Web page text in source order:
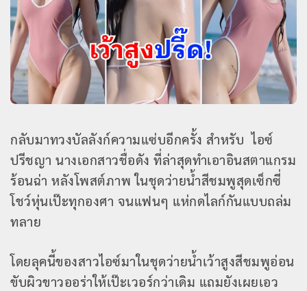
กลับมาทวงบัลลังก์ความแซ่บอีกครั้ง สำหรับ ไอซ์
ปรีชญา นางเอกสาวชื่อดัง ที่ล่าสุดทำเอาอินสตาแกรม
ร้อนฉ่า หลังโพสต์ภาพ ในชุดว่ายน้ำสีชมพูสุดเซ็กซี่
โชว์หุ่นเป๊ะทุกองศา จนแฟนๆ แห่กดไลก์กันแบบถล่ม
ทลาย
โดยลุคนี้ของสาวไอซ์มาในชุดว่ายน้ำเว้าสูงสีชมพูอ่อน
ขับผิวขาวออร่าให้เป๊ะเวอร์กว่าเดิม แถมยังเผยเอว